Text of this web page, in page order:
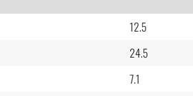
12.5
24.5
7.1